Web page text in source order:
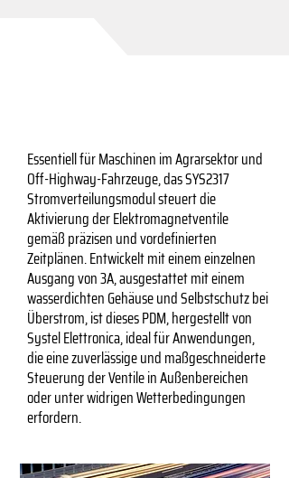
Essentiell für Maschinen im Agrarsektor und
Off-Highway-Fahrzeuge, das SYS2317
Stromverteilungsmodul steuert die
Aktivierung der Elektromagnetventile
gemäß präzisen und vordefinierten
Zeitplänen. Entwickelt mit einem einzelnen
Ausgang von 3A, ausgestattet mit einem
wasserdichten Gehäuse und Selbstschutz bei
Überstrom, ist dieses PDM, hergestellt von
Systel Elettronica, ideal für Anwendungen,
die eine zuverlässige und maßgeschneiderte
Steuerung der Ventile in Außenbereichen
oder unter widrigen Wetterbedingungen
erfordern.